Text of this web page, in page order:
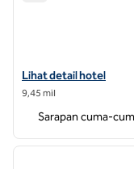
Lihat detail hotel
Lihat detail hotel
9,45 mil
Sarapan cuma-
1 dari 12